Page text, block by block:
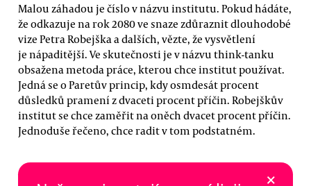
Malou záhadou je číslo v názvu institutu. Pokud hádáte,
že odkazuje na rok 2080 ve snaze zdůraznit dlouhodobé
vize Petra Robejška a dalších, vězte, že vysvětlení
je nápaditější. Ve skutečnosti je v názvu think-tanku
obsažena metoda práce, kterou chce institut používat.
Jedná se o Paretův princip, kdy osmdesát procent
důsledků pramení z dvaceti procent příčin. Robejškův
institut se chce zaměřit na oněch dvacet procent příčin.
Jednoduše řečeno, chce radit v tom podstatném.
×